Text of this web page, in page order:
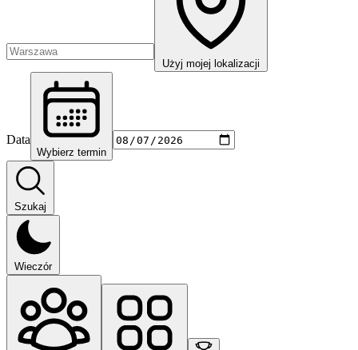
Użyj mojej lokalizacji
Data
Wybierz termin
Szukaj
Wieczór